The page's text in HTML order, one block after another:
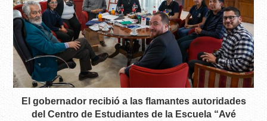
El gobernador recibió a las flamantes autoridades
del Centro de Estudiantes de la Escuela “Avé